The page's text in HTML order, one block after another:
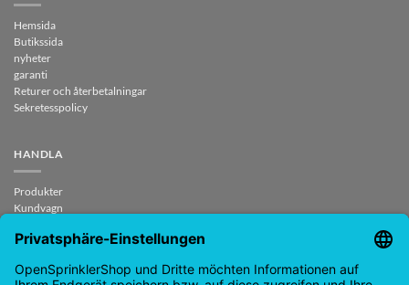
Hemsida
Butikssida
nyheter
garanti
Returer och återbetalningar
Sekretesspolicy
HANDLA
Produkter
Kundvagn
Mitt konto